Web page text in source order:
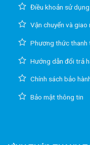
Điều khoản sử dụng
Vận chuyển và giao
Phương thức thanh
Hướng dẫn đổi trả
Chính sách bảo
Bảo mật thông tin